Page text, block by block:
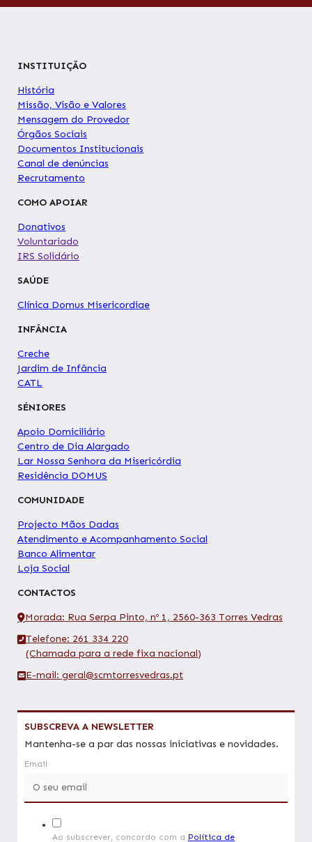
INSTITUIÇÃO
História
Missão, Visão e Valores
Mensagem do Provedor
Órgãos Sociais
Documentos Institucionais
Canal de denúncias
Recrutamento
COMO APOIAR
Donativos
Voluntariado
IRS Solidário
SAÚDE
Clínica Domus Misericordiae
INFÂNCIA
Creche
Jardim de Infância
CATL
SÉNIORES
Apoio Domiciliário
Centro de Dia Alargado
Lar Nossa Senhora da Misericórdia
Residência DOMUS
COMUNIDADE
Projecto Mãos Dadas
Atendimento e Acompanhamento Social
Banco Alimentar
Loja Social
CONTACTOS
Morada: Rua Serpa Pinto, nº 1, 2560-363 Torres Vedras
Telefone: 261 334 220
(Chamada para a rede fixa nacional)
E-mail: geral@scmtorresvedras.pt
SUBSCREVA A NEWSLETTER
Mantenha-se a par das nossas iniciativas e novidades.
Email
Ao subscrever, concordo com a Política de